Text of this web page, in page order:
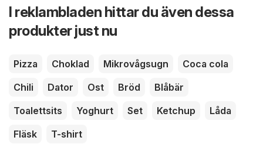
I reklambladen hittar du även dessa
produkter just nu
Pizza Choklad Mikrovågsugn
Coca cola
Chili
Dator Ost Bröd
Blåbär
Toalettsits
Yoghurt Set Ketchup
Låda
Fläsk
T-shirt